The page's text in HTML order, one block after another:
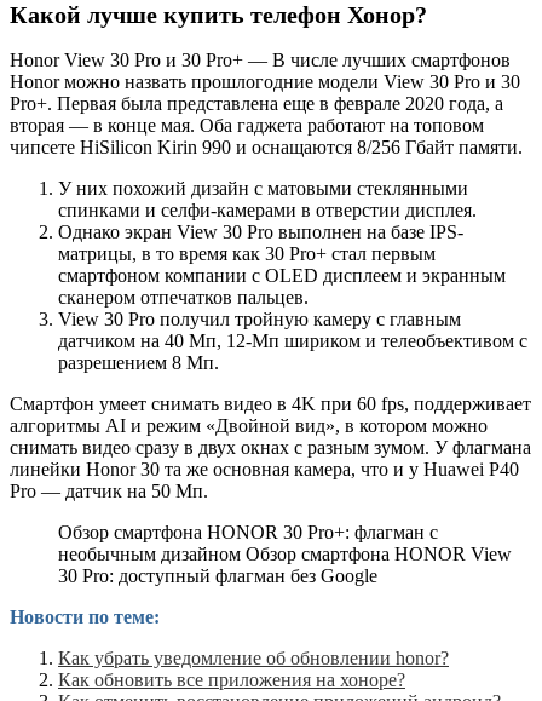
Какой лучше купить телефон Хонор?
Honor View 30 Pro и 30 Pro+ — В числе лучших смартфонов
Honor можно назвать прошлогодние модели View 30 Pro и 30
Pro+. Первая была представлена еще в феврале 2020 года, а
вторая — в конце мая. Оба гаджета работают на топовом
чипсете HiSilicon Kirin 990 и оснащаются 8/256 Гбайт памяти.
У них похожий дизайн с матовыми стеклянными
спинками и селфи-камерами в отверстии дисплея.
Однако экран View 30 Pro выполнен на базе IPS-
матрицы, в то время как 30 Pro+ стал первым
смартфоном компании с OLED дисплеем и экранным
сканером отпечатков пальцев.
View 30 Pro получил тройную камеру с главным
датчиком на 40 Мп, 12-Мп шириком и телеобъективом с
разрешением 8 Мп.
Смартфон умеет снимать видео в 4K при 60 fps, поддерживает
алгоритмы AI и режим «Двойной вид», в котором можно
снимать видео сразу в двух окнах с разным зумом. У флагмана
линейки Honor 30 та же основная камера, что и у Huawei P40
Pro — датчик на 50 Мп.
Обзор смартфона HONOR 30 Pro+: флагман с
необычным дизайном Обзор смартфона HONOR View
30 Pro: доступный флагман без Google
Новости по теме:
Как убрать уведомление об обновлении honor?
Как обновить все приложения на хоноре?